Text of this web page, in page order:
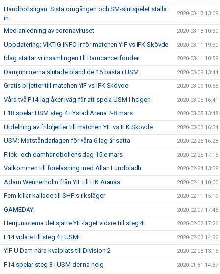
Handbollsligan: Sista omgången och SM-slutspelet ställs
in
2020-03-17 13:09
Med anledning av coronaviruset 2020-03-13 10:30
Uppdatering: VIKTIG INFO inför matchen YIF vs IFK Skövde 2020-03-11 19:30
Idag startar vi insamlingen till Barncancerfonden 2020-03-11 10:59
Damjuniorerna slutade bland de 16 bästa i USM 2020-03-09 13:44
Gratis biljetter till matchen YIF vs IFK Skövde 2020-03-09 10:55
Våra två P14-lag åker iväg för att spela USM i helgen 2020-03-05 16:41
F18 spelar USM steg 4 i Ystad Arena 7-8 mars 2020-03-05 13:48
Utdelning av fribiljetter till matchen YIF vs IFK Skövde 2020-03-03 16:34
USM: Motståndarlagen för våra 6 lag är satta 2020-02-26 16:28
Flick- och damhandbollens dag 15:e mars 2020-02-25 17:15
Välkommen till föreläsning med Allan Lundbladh 2020-02-24 13:39
Adam Wennerholm från YIF till HK Aranäs 2020-02-14 10:00
Fem killar kallade till SHF:s riksläger 2020-02-11 15:19
GAMEDAY! 2020-02-07 17:46
Herrjuniorerna det sjätte YIF-laget vidare till steg 4! 2020-02-03 17:26
F14 vidare till steg 4 i USM! 2020-02-03 14:32
YIF U Dam nära kvalplats till Division 2 2020-02-03 13:16
F14 spelar steg 3 i USM denna helg 2020-01-31 14:37